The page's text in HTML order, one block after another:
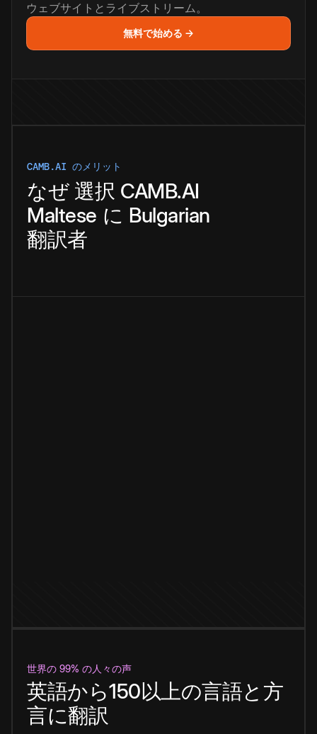
ウェブサイトとライブストリーム。
無料で始める →
CAMB.AI のメリット
なぜ 選択 CAMB.AI
Maltese に Bulgarian
翻訳者
世界の 99% の人々の声
英語から150以上の言語と方
言に翻訳